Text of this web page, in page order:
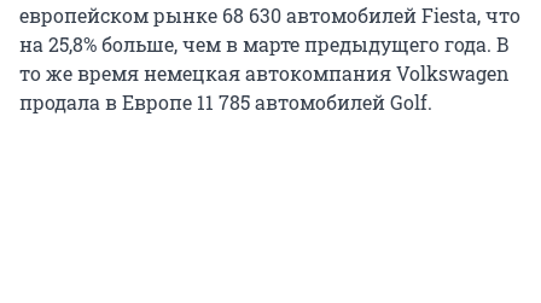
европейском рынке 68 630 автомобилей Fiesta, что
на 25,8% больше, чем в марте предыдущего года. В
то же время немецкая автокомпания Volkswagen
продала в Европе 11 785 автомобилей Golf.